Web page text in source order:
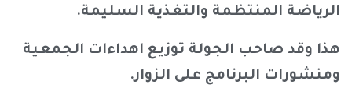
الرياضة المنتظمة والتغذية السليمة.
هذا وقد صاحب الجولة توزيع اهداءات الجمعية
ومنشورات البرنامج على الزوار.